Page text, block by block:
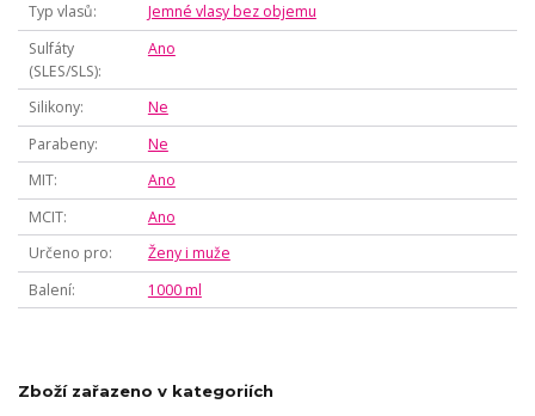
Typ vlasů
Jemné vlasy bez objemu
Sulfáty
(SLES/SLS)
Ano
Silikony
Ne
Parabeny
Ne
MIT
Ano
MCIT
Ano
Určeno pro
Ženy i muže
Balení
1000 ml
Zboží zařazeno v kategoriích